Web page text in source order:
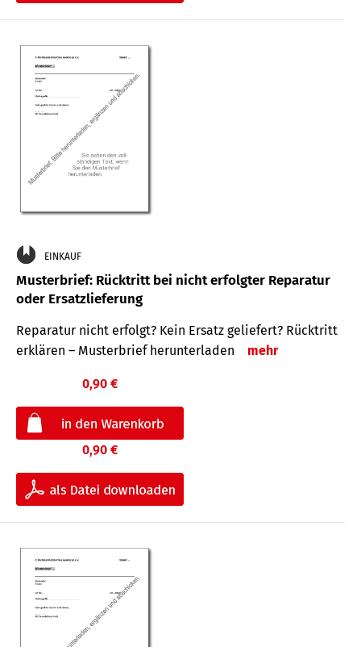
EINKAUF
Musterbrief: Rücktritt bei nicht erfolgter Reparatur
oder Ersatzlieferung
Reparatur nicht erfolgt? Kein Ersatz geliefert? Rücktritt
erklären – Musterbrief herunterladen
mehr
0,90 €
0,90 €